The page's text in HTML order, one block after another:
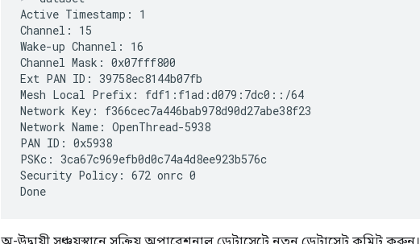
Active Timestamp: 1
Channel: 15
Wake-up Channel: 16
Channel Mask: 0x07fff800
Ext PAN ID: 39758ec8144b07fb
Mesh Local Prefix: fdf1:f1ad:d079:7dc0::/64
Network Key: f366cec7a446bab978d90d27abe38f23
Network Name: OpenThread-5938
PAN ID: 0x5938
PSKc: 3ca67c969efb0d0c74a4d8ee923b576c
Security Policy: 672 onrc 0